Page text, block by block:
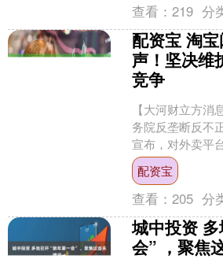
查看：219 分
配资宝 淘
声！坚决维
竞争
【大河财立方消
务院反垄断反不
宣布，对外卖平
况开展调查、评
美团发文回应。
配资宝
查看：205 分
城中投资
会” ，聚焦